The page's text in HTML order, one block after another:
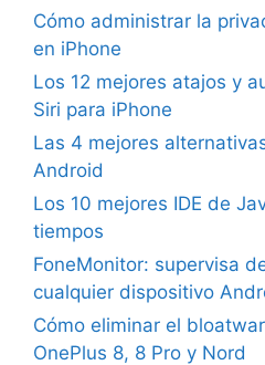
Cómo administrar la
en iPhone
Los 12 mejores atajos y
Siri para iPhone
Las 4 mejores
Android
Los 10 mejores IDE de
tiempos
FoneMonitor: supervisa
cualquier dispositivo
Cómo eliminar el
OnePlus 8, 8 Pro y Nord